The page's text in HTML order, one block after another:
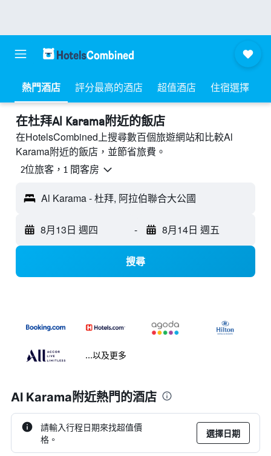
熱門酒店 評分最高的酒店 超值酒店 住宿選擇
​在杜拜Al Karama附近​的飯店
在HotelsCombined上搜尋數百個旅遊網站和比較Al
Karama附近的飯店，並節省旅費。
2位旅客，1 間客房
Al Karama - 杜拜, 阿拉伯聯合大公國
8月13日 週四 - 8月14日 週五
搜尋
...以及更多
Al Karama附近熱門的酒店
請輸入行程日期來找超值價
格。
選擇日期